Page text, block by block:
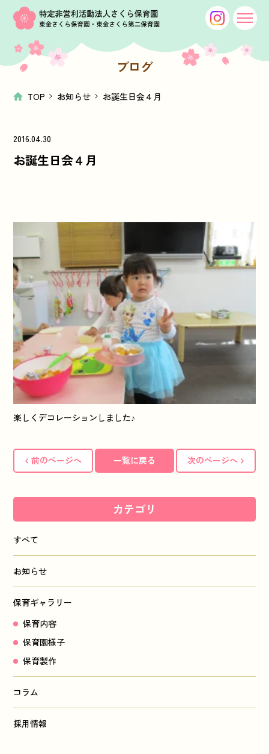
ブログ
TOP お知らせ お誕生日会４月
2016.04.30
お誕生日会４月
楽しくデコレーションしました♪
前のページへ 一覧に戻る 次のページへ
カテゴリ
すべて
お知らせ
保育ギャラリー
保育内容
保育園様子
保育製作
コラム
採用情報